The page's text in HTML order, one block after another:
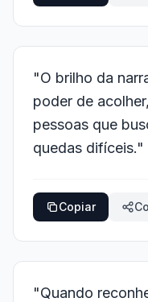
"O brilho da
poder de
pessoas que
quedas difíceis."
Copiar
"Quando